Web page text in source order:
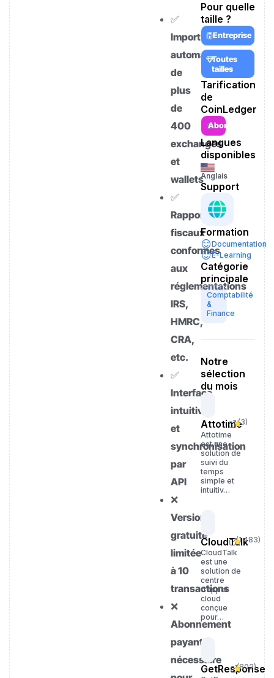
✅
Import
automatique
de
plus
de
400
exchanges
et
wallets
✅
Rapports
fiscaux
conformes
aux
réglementations
IRS,
HMRC,
CRA,
etc.
✅
Interface
intuitive
et
synchronisation
par
API
❌
Version
gratuite
limitée
à 10
transactions
❌
Abonnement
payant
nécessaire
Pour quelle
taille ?
Entreprise
Toutes
tailles
Tarification
de
CoinLedger
Abonnement
Langues
disponibles
Anglais
Support
Formation
Documentation
E-Learning
Catégorie
principale
Comptabilité
&
Finance
Notre
sélection
du mois
Attotime
(3)
Attotime
est une
solution de
suivi du
temps
simple et
intuitiv…
CloudTalk
(1 483)
CloudTalk
est une
solution de
centre
d’appel
cloud
conçue
pour…
GetResponse
(802)